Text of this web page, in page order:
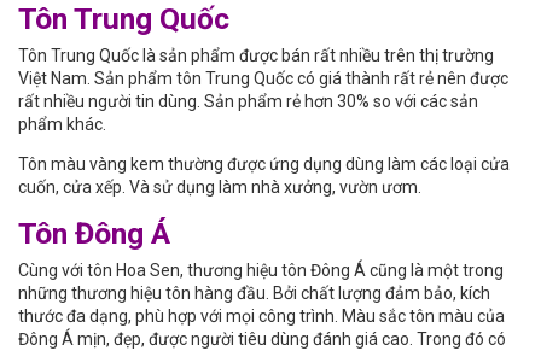
Tôn Trung Quốc
Tôn Trung Quốc là sản phẩm được bán rất nhiều trên thị trường
Việt Nam. Sản phẩm tôn Trung Quốc có giá thành rất rẻ nên được
rất nhiều người tin dùng. Sản phẩm rẻ hơn 30% so với các sản
phẩm khác.
Tôn màu vàng kem thường được ứng dụng dùng làm các loại cửa
cuốn, cửa xếp. Và sử dụng làm nhà xưởng, vườn ươm.
Tôn Đông Á
Cùng với tôn Hoa Sen, thương hiệu tôn Đông Á cũng là một trong
những thương hiệu tôn hàng đầu. Bởi chất lượng đảm bảo, kích
thước đa dạng, phù hợp với mọi công trình. Màu sắc tôn màu của
Đông Á mịn, đẹp, được người tiêu dùng đánh giá cao. Trong đó có